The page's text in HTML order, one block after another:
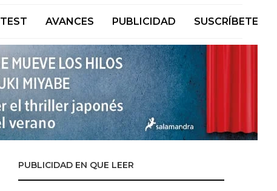
TEST AVANCES PUBLICIDAD SUSCRÍBETE
PUBLICIDAD EN QUE LEER